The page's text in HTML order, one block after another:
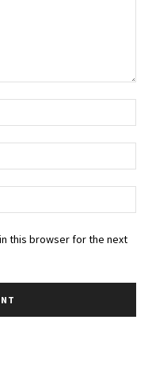
this browser for the next